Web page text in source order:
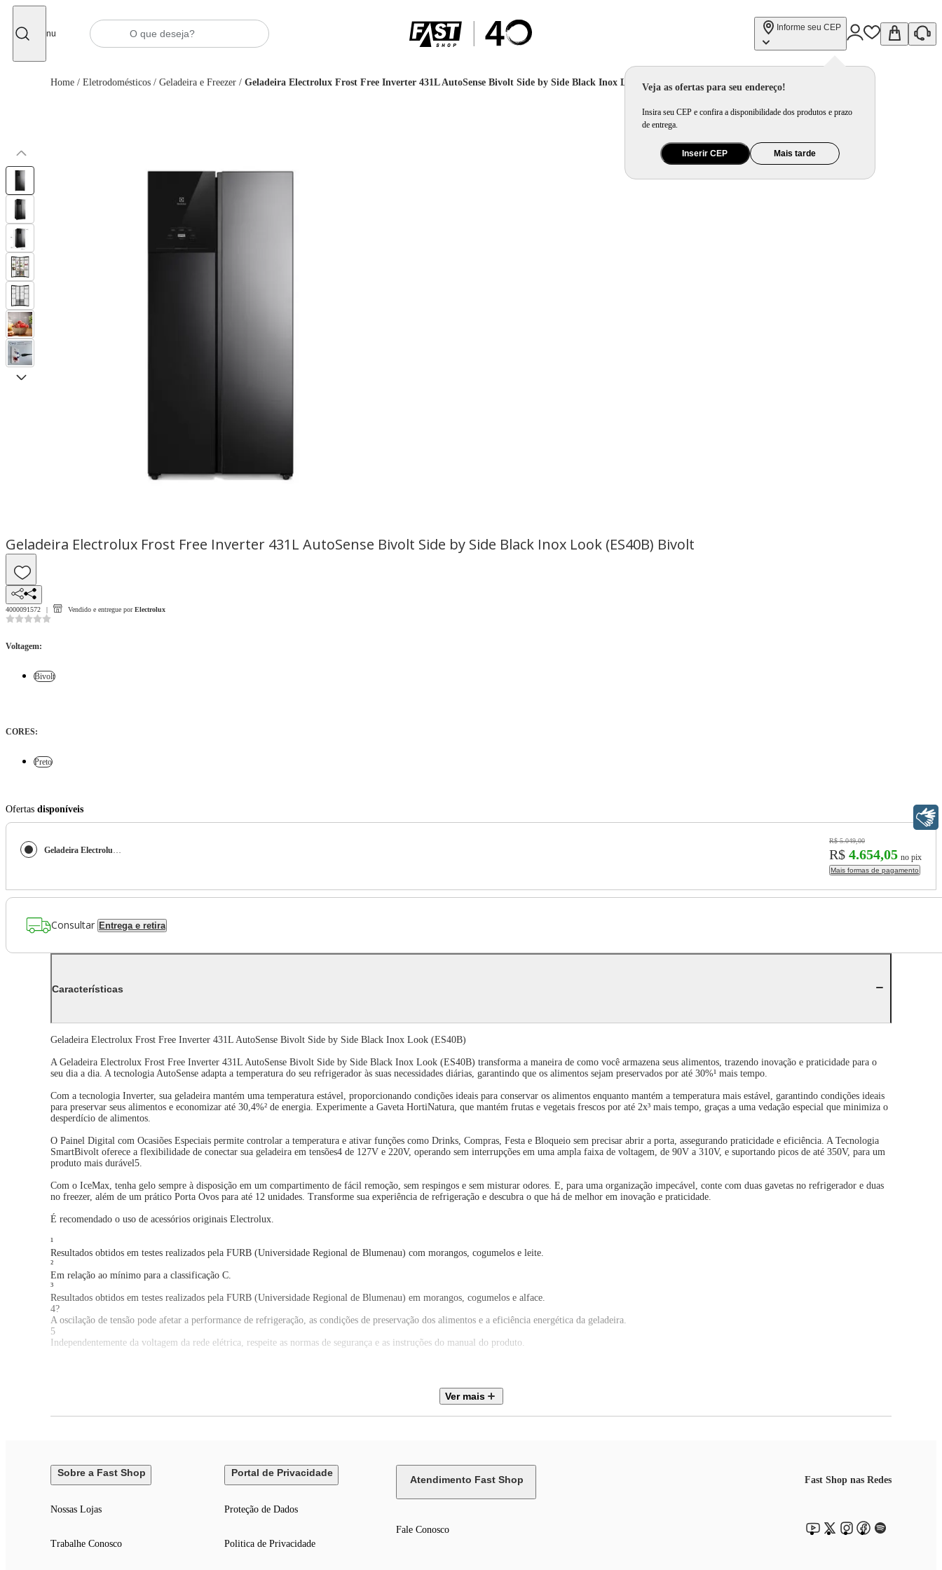
Menu
Informe seu CEP
Veja as ofertas para seu endereço!
Insira seu CEP e confira a disponibilidade dos produtos e prazo
de entrega.
Inserir CEP Mais tarde
Home / Eletrodomésticos / Geladeira e Freezer / Geladeira Electrolux Frost Free Inverter 431L AutoSense Bivolt Side by Side Black Inox Look (ES40B)
Geladeira Electrolux Frost Free Inverter 431L AutoSense Bivolt Side by Side Black Inox Look (ES40B) Bivolt
4000091572 Vendido e entregue por Electrolux
Voltagem:
Bivolt
CORES:
Preto
Ofertas disponíveis
Geladeira Electrolux Frost Free Inverter 431L AutoSense Bivolt Side by Side Black Inox Look (ES40B)
R$ 5.049,00
R$ 4.654,05 no pix
Mais formas de pagamento
Consultar Entrega e retira
Características
Geladeira Electrolux Frost Free Inverter 431L AutoSense Bivolt Side by Side Black Inox Look (ES40B)
A Geladeira Electrolux Frost Free Inverter 431L AutoSense Bivolt Side by Side Black Inox Look (ES40B) transforma a maneira de como você armazena seus alimentos, trazendo inovação e praticidade para o
seu dia a dia. A tecnologia AutoSense adapta a temperatura do seu refrigerador às suas necessidades diárias, garantindo que os alimentos sejam preservados por até 30%¹ mais tempo.
Com a tecnologia Inverter, sua geladeira mantém uma temperatura estável, proporcionando condições ideais para conservar os alimentos enquanto mantém a temperatura mais estável, garantindo condições ideais
para preservar seus alimentos e economizar até 30,4%² de energia. Experimente a Gaveta HortiNatura, que mantém frutas e vegetais frescos por até 2x³ mais tempo, graças a uma vedação especial que minimiza o
desperdício de alimentos.
O Painel Digital com Ocasiões Especiais permite controlar a temperatura e ativar funções como Drinks, Compras, Festa e Bloqueio sem precisar abrir a porta, assegurando praticidade e eficiência. A Tecnologia
SmartBivolt oferece a flexibilidade de conectar sua geladeira em tensões4 de 127V e 220V, operando sem interrupções em uma ampla faixa de voltagem, de 90V a 310V, e suportando picos de até 350V, para um
produto mais durável5.
Com o IceMax, tenha gelo sempre à disposição em um compartimento de fácil remoção, sem respingos e sem misturar odores. E, para uma organização impecável, conte com duas gavetas no refrigerador e duas
no freezer, além de um prático Porta Ovos para até 12 unidades. Transforme sua experiência de refrigeração e descubra o que há de melhor em inovação e praticidade.
É recomendado o uso de acessórios originais Electrolux.
¹
Resultados obtidos em testes realizados pela FURB (Universidade Regional de Blumenau) com morangos, cogumelos e leite.
²
Em relação ao mínimo para a classificação C.
³
Resultados obtidos em testes realizados pela FURB (Universidade Regional de Blumenau) em morangos, cogumelos e alface.
4?
A oscilação de tensão pode afetar a performance de refrigeração, as condições de preservação dos alimentos e a eficiência energética da geladeira.
5
Independentemente da voltagem da rede elétrica, respeite as normas de segurança e as instruções do manual do produto.
Tecnologia inverter: Sim
AutoSense: Sim
EcoPlus: Sim
Modo festa: Sim
Função turbo freezer: Não
Ver mais
Sobre a Fast Shop
Nossas Lojas
Trabalhe Conosco
Portal de Privacidade
Proteção de Dados
Politica de Privacidade
Atendimento Fast Shop
Fale Conosco
Fast Shop nas Redes